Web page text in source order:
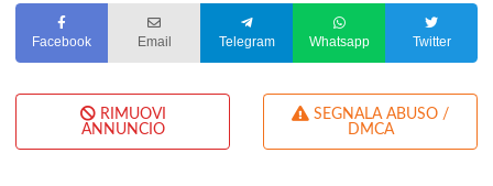
Facebook Email Telegram Whatsapp Twitter
RIMUOVI
ANNUNCIO
DMCA